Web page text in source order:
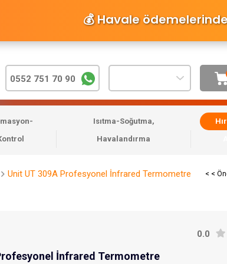
💰 Havale
0552 751 70 90
Isıtma-Soğutma,
Havalandırma
Unit UT 309A Profesyonel İnfrared Termometre < <
0.0
İnfrared Termometre